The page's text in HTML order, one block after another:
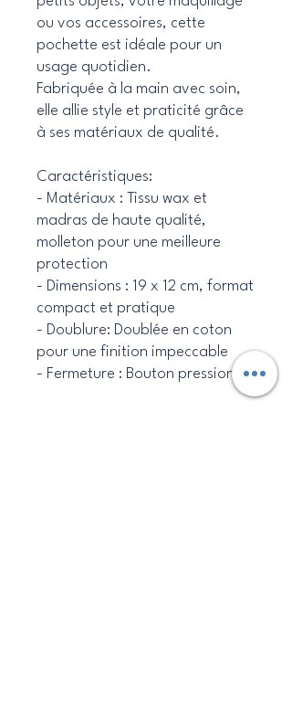
ou vos accessoires, cette
pochette est idéale pour un
usage quotidien.
Fabriquée à la main avec soin,
elle allie style et praticité grâce
à ses matériaux de qualité.
Caractéristiques:
- Matériaux : Tissu wax et
madras de haute qualité,
molleton pour une meilleure
protection
- Dimensions : 19 x 12 cm, format
compact et pratique
- Doublure: Doublée en coton
pour une finition impeccable
- Fermeture : Bouton pression